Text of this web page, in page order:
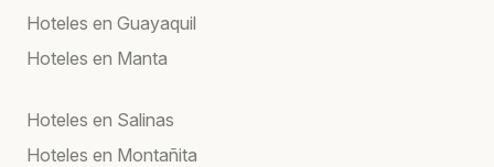
Hoteles en Guayaquil
Hoteles en Manta
Hoteles en Salinas
Hoteles en Montañita